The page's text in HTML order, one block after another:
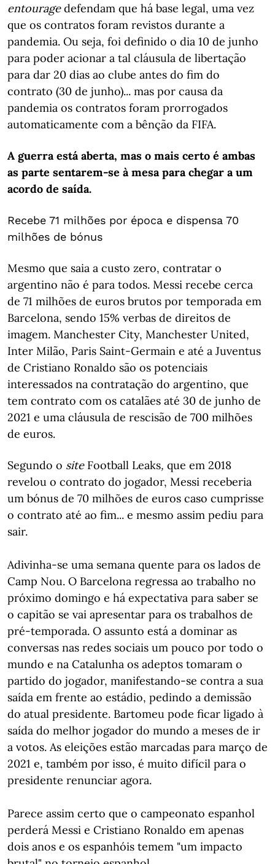
entouragedefendam que há base legal, uma vez
que os contratos foram revistos durante a
pandemia. Ou seja, foi definido o dia 10 de junho
para poder acionar a tal cláusula de libertação
para dar 20 dias ao clube antes do fim do
contrato (30 de junho)... mas por causa da
pandemia os contratos foram prorrogados
automaticamente com a bênção da FIFA.
A guerra está aberta, mas o mais certo é ambas
as parte sentarem-se à mesa para chegar a um
acordo de saída.
Recebe 71 milhões por época e dispensa 70
milhões de bónus
Mesmo que saia a custo zero, contratar o
argentino não é para todos. Messi recebe cerca
de 71 milhões de euros brutos por temporada em
Barcelona, sendo 15% verbas de direitos de
imagem. Manchester City, Manchester United,
Inter Milão, Paris Saint-Germain e até a Juventus
de Cristiano Ronaldo são os potenciais
interessados na contratação do argentino, que
tem contrato com os catalães até 30 de junho de
2021 e uma cláusula de rescisão de 700 milhões
de euros.
Segundo o site Football Leaks, que em 2018
revelou o contrato do jogador, Messi receberia
um bónus de 70 milhões de euros caso cumprisse
o contrato até ao fim... e mesmo assim pediu para
sair.
Adivinha-se uma semana quente para os lados de
Camp Nou. O Barcelona regressa ao trabalho no
próximo domingo e há expectativa para saber se
o capitão se vai apresentar para os trabalhos de
pré-temporada. O assunto está a dominar as
conversas nas redes sociais um pouco por todo o
mundo e na Catalunha os adeptos tomaram o
partido do jogador, manifestando-se contra a sua
saída em frente ao estádio, pedindo a demissão
do atual presidente. Bartomeu pode ficar ligado à
saída do melhor jogador do mundo a meses de ir
a votos. As eleições estão marcadas para março de
2021 e, também por isso, é muito difícil para o
presidente renunciar agora.
Parece assim certo que o campeonato espanhol
perderá Messi e Cristiano Ronaldo em apenas
dois anos e os espanhóis temem "um impacto